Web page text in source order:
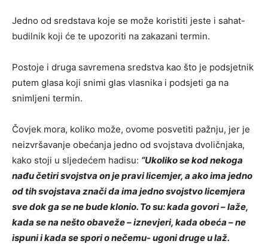
Jedno od sredstava koje se može koristiti jeste i sahat-
budilnik koji će te upozoriti na zakazani termin.
Postoje i druga savremena sredstva kao što je podsjetnik
putem glasa koji snimi glas vlasnika i podsjeti ga na
snimljeni termin.
Čovjek mora, koliko može, ovome posvetiti pažnju, jer je
neizvršavanje obećanja jedno od svojstava dvoličnjaka,
kako stoji u sljedećem hadisu: “Ukoliko se kod nekoga
nađu četiri svojstva on je pravi licemjer, a ako ima jedno
od tih svojstava znači da ima jedno svojstvo licemjera
sve dok ga se ne bude klonio. To su: kada govori – laže,
kada se na nešto obaveže – iznevjeri, kada obeća – ne
ispuni i kada se spori o nečemu- ugoni druge u laž.